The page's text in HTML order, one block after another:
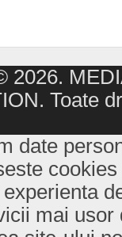
2026.
Toate
date
mai usor